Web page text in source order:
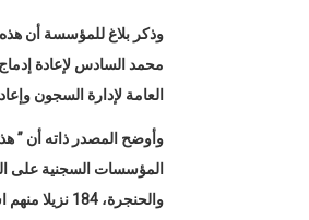
وذكر بلاغ للمؤسسة أن
محمد السادس لإعادة إدماج
العامة لإدارة السجون